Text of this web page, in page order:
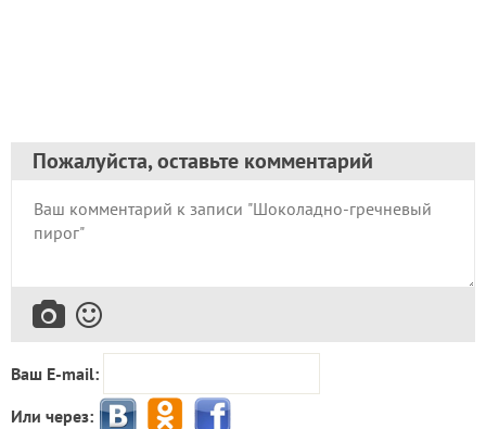
Пожалуйста, оставьте комментарий
Ваш E-mail:
Или через: